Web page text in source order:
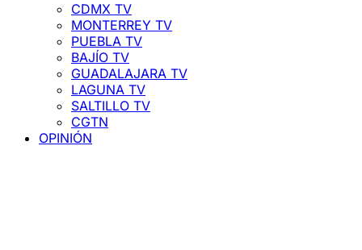
CDMX TV
MONTERREY TV
PUEBLA TV
BAJÍO TV
GUADALAJARA TV
LAGUNA TV
SALTILLO TV
CGTN
OPINIÓN